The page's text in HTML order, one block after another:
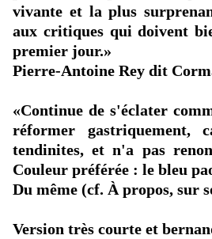
vivante et la plus
aux critiques qui doivent
premier jour.»
Pierre-Antoine Rey dit
«Continue de s'éclater
réformer
tendinites, et n'a pas
Couleur préférée : le bleu
Du même (cf. À propos, sur
Version très courte et